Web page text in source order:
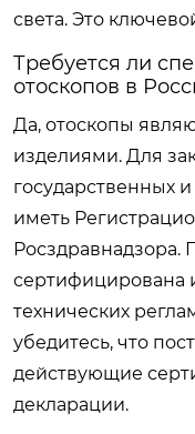
света. Это
Требуется ли
отоскопов в
Да, отоскопы
изделиями. Для
государственных
иметь
сертифицирована
технических
убедитесь, что
действующие
декларации.